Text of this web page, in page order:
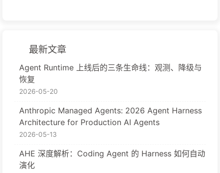
最新文章
Agent Runtime 上线后的三条生命线：观测、降级与
恢复
2026-05-20
Anthropic Managed Agents: 2026 Agent Harness
Architecture for Production AI Agents
2026-05-13
AHE 深度解析：Coding Agent 的 Harness 如何自动
演化